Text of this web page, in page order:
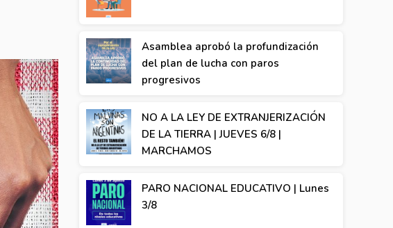
Asamblea aprobó la profundización
del plan de lucha con paros
progresivos
NO A LA LEY DE EXTRANJERIZACIÓN
DE LA TIERRA | JUEVES 6/8 |
MARCHAMOS
PARO NACIONAL EDUCATIVO | Lunes
3/8